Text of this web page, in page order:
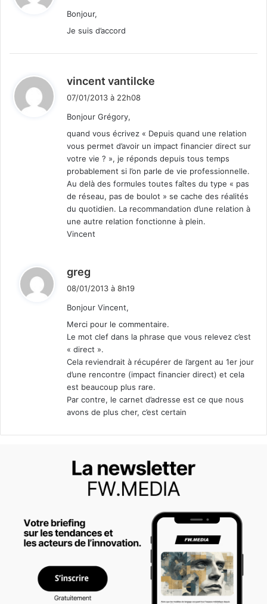
Bonjour,
Je suis d’accord
vincent vantilcke
:
07/01/2013 à 22h08
Bonjour Grégory,
quand vous écrivez « Depuis quand une relation
vous permet d’avoir un impact financier direct sur
votre vie ? », je réponds depuis tous temps
probablement si l’on parle de vie professionnelle.
Au delà des formules toutes faîtes du type « pas
de réseau, pas de boulot » se cache des réalités
du quotidien. La recommandation d’une relation à
une autre relation fonctionne à plein.
Vincent
greg
:
08/01/2013 à 8h19
Bonjour Vincent,
Merci pour le commentaire.
Le mot clef dans la phrase que vous relevez c’est
« direct ».
Cela reviendrait à récupérer de l’argent au 1er jour
d’une rencontre (impact financier direct) et cela
est beaucoup plus rare.
Par contre, le carnet d’adresse est ce que nous
avons de plus cher, c’est certain